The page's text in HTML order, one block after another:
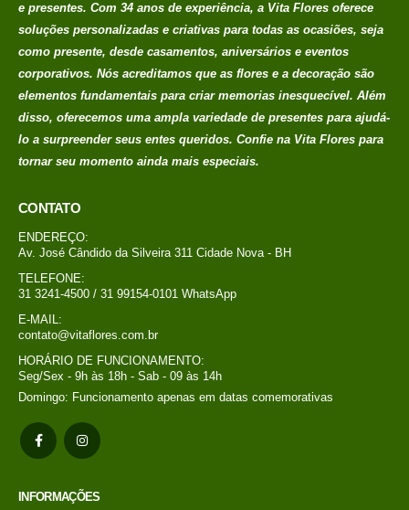
e presentes. Com 34 anos de experiência, a Vita Flores oferece
soluções personalizadas e criativas para todas as ocasiões, seja
como presente, desde casamentos, aniversários e eventos
corporativos. Nós acreditamos que as flores e a decoração são
elementos fundamentais para criar memorias inesquecível. Além
disso, oferecemos uma ampla variedade de presentes para ajudá-
lo a surpreender seus entes queridos. Confie na Vita Flores para
tornar seu momento ainda mais especiais.
CONTATO
ENDEREÇO:
Av. José Cândido da Silveira 311 Cidade Nova - BH
TELEFONE:
31 3241-4500 / 31 99154-0101 WhatsApp
E-MAIL:
contato@vitaflores.com.br
HORÁRIO DE FUNCIONAMENTO:
Seg/Sex - 9h às 18h - Sab - 09 às 14h
Domingo: Funcionamento apenas em datas comemorativas
INFORMAÇÕES